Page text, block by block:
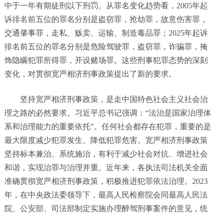
中于一年有期徒刑以下刑罚。从罪名变化趋势看，2005年起
诉排名前五位的罪名分别是盗窃罪，抢劫罪，故意伤害罪，
交通肇事罪，走私、贩卖、运输、制造毒品罪；2025年起诉
排名前五位的罪名分别是危险驾驶罪，盗窃罪，诈骗罪，掩
饰隐瞒犯罪所得罪，开设赌场罪。这些刑事犯罪态势的深刻
变化，对贯彻宽严相济刑事政策提出了新的要求。
坚持宽严相济刑事政策，是走中国特色社会主义社会治
理之路的必然要求。习近平总书记强调：“法治是国家治理体
系和治理能力的重要依托”。任何社会都存在犯罪，重要的是
最大限度减少犯罪发生、降低犯罪危害。宽严相济刑事政策
坚持标本兼治、系统施治，有利于减少社会对抗、增进社会
和谐，实现治罪与治理并重。近年来，各执法司法机关全面
准确贯彻宽严相济刑事政策，积极推进犯罪依法治理。2023
年，在中央政法委领导下，最高人民检察院会同最高人民法
院、公安部、司法部制定实施办理醉驾刑事案件的意见，统